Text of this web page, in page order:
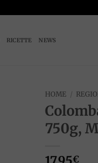
RICETTE NEWS
HOME /
750g,
€